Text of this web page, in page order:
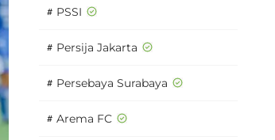
# PSSI
# Persija Jakarta
# Persebaya Surabaya
# Arema FC